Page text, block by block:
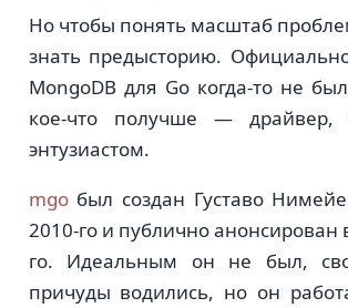
Но чтобы понять масштаб
знать предысторию.
MongoDB для Go когда-то не
кое-что получше — драйвер,
энтузиастом.
mgoбыл создан Густаво
2010-го и публично анонсирован
го. Идеальным он не был,
причуды водились, но он